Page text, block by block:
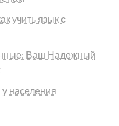
учить язык с
Ваш Надежный
населения